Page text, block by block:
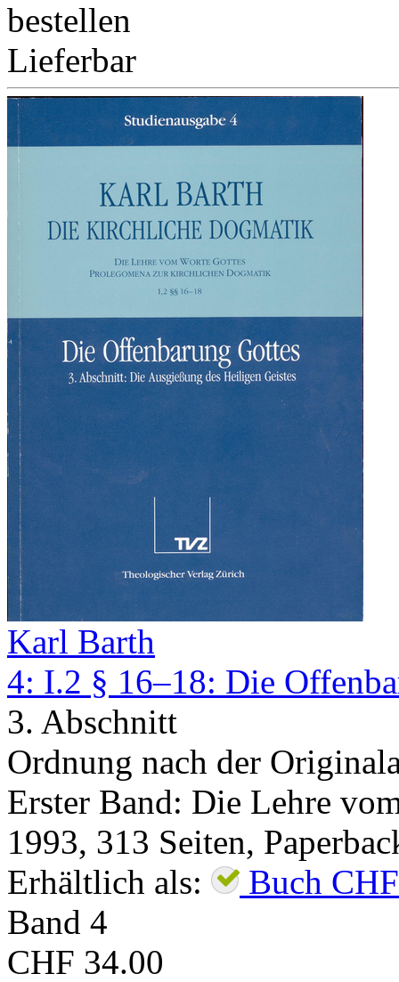
bestellen
Lieferbar
Karl Barth
4: I.2 § 16–18: Die
3. Abschnitt
Ordnung nach der
Erster Band: Die Lehre
1993, 313 Seiten,
Erhältlich als:
Buch
Band 4
CHF 34.00